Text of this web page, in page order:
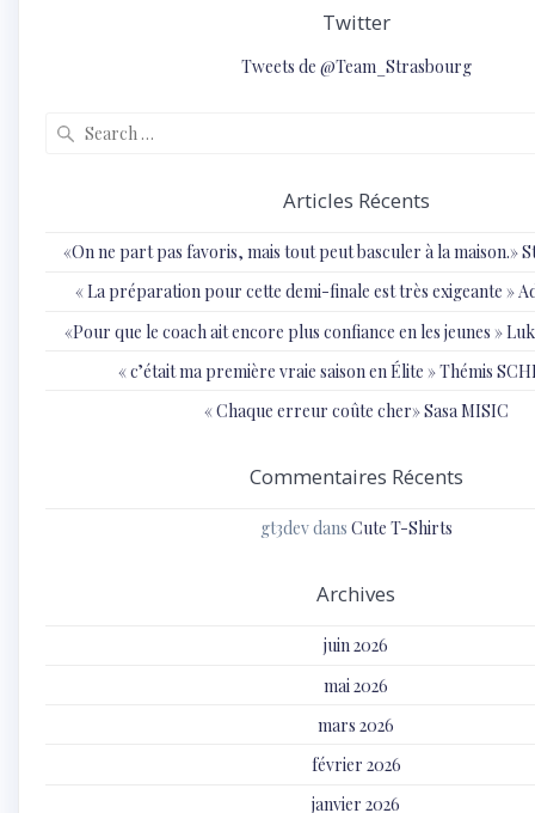
Twitter
Tweets de @Team_Strasbourg
Articles Récents
«On ne part pas favoris, mais tout peut basculer à la maison.»
« ⁠La préparation pour cette demi-finale est très exigeante »
«Pour que le coach ait encore plus confiance en les jeunes »
« c’était ma première vraie saison en Élite » Thémis
« Chaque erreur coûte cher» Sasa MISIC
Commentaires Récents
gt3devdans Cute T-Shirts
Archives
juin 2026
mai 2026
mars 2026
février 2026
janvier 2026